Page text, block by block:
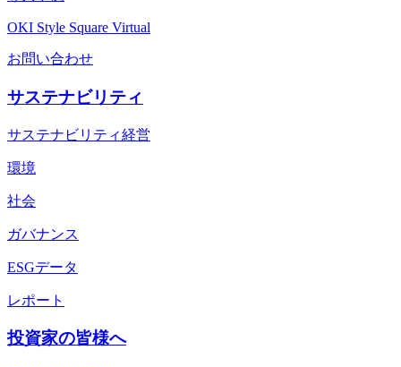
OKI Style Square Virtual
お問い合わせ
サステナビリティ
サステナビリティ経営
環境
社会
ガバナンス
ESGデータ
レポート
投資家の皆様へ